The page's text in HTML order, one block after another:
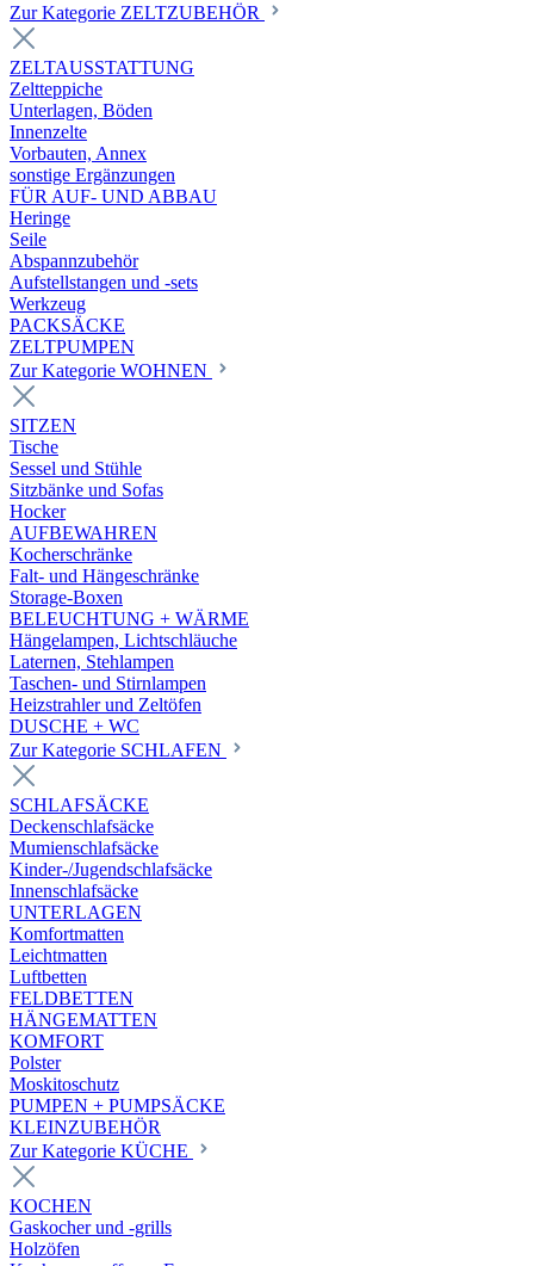
Zur Kategorie ZELTZUBEHÖR
ZELTAUSSTATTUNG
Zeltteppiche
Unterlagen, Böden
Innenzelte
Vorbauten, Annex
sonstige Ergänzungen
FÜR AUF- UND ABBAU
Heringe
Seile
Abspannzubehör
Aufstellstangen und -sets
Werkzeug
PACKSÄCKE
ZELTPUMPEN
Zur Kategorie WOHNEN
SITZEN
Tische
Sessel und Stühle
Sitzbänke und Sofas
Hocker
AUFBEWAHREN
Kocherschränke
Falt- und Hängeschränke
Storage-Boxen
BELEUCHTUNG + WÄRME
Hängelampen, Lichtschläuche
Laternen, Stehlampen
Taschen- und Stirnlampen
Heizstrahler und Zeltöfen
DUSCHE + WC
Zur Kategorie SCHLAFEN
SCHLAFSÄCKE
Deckenschlafsäcke
Mumienschlafsäcke
Kinder-/Jugendschlafsäcke
Innenschlafsäcke
UNTERLAGEN
Komfortmatten
Leichtmatten
Luftbetten
FELDBETTEN
HÄNGEMATTEN
KOMFORT
Polster
Moskitoschutz
PUMPEN + PUMPSÄCKE
KLEINZUBEHÖR
Zur Kategorie KÜCHE
KOCHEN
Gaskocher und -grills
Holzöfen